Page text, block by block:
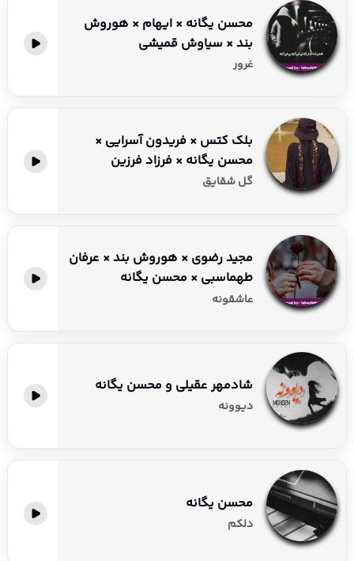
محسن یگانه × ایهام × هوروش
بند × سیاوش قمیشی
غرور
بلک کتس × فریدون آسرایی ×
محسن یگانه × فرزاد فرزین
گل شقایق
مجید رضوی × هوروش بند × عرفان
طهماسبی × محسن یگانه
عاشقونه
شادمهر عقیلی و محسن یگانه
دیوونه
محسن یگانه
دلکم